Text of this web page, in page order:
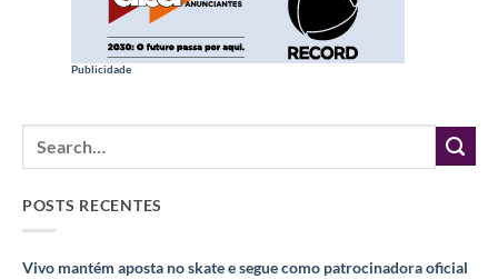
Publicidade
POSTS RECENTES
Vivo mantém aposta no skate e segue como patrocinadora oficial